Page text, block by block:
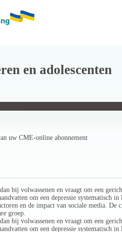
en adolescenten
uw CME-online abonnement
bij volwassenen en vraagt om een
om een depressie systematisch
en de impact van sociale media.
groep.
bij volwassenen en vraagt om een
om een depressie systematisch